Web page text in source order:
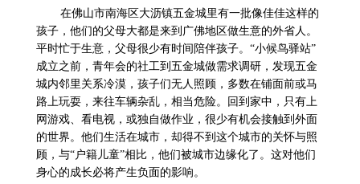
在佛山市南海区大沥镇五金城里有一批像佳佳这样的
孩子，他们的父母大都是来到广佛地区做生意的外省人。
平时忙于生意，父母很少有时间陪伴孩子。“小候鸟驿站”
成立之前，青年会的社工到五金城做需求调研，发现五金
城内邻里关系冷漠，孩子们无人照顾，多数在铺面前或马
路上玩耍，来往车辆杂乱，相当危险。回到家中，只有上
网游戏、看电视，或独自做作业，很少有机会接触到外面
的世界。他们生活在城市，却得不到这个城市的关怀与照
顾， 与“户籍儿童”相比， 他们被城市边缘化了。 这对他们
身心的成长必将产生负面的影响。